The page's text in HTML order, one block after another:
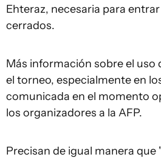
Ehteraz, necesaria para
cerrados.
Más información sobre el uso
el torneo, especialmente en
comunicada en el momento
los organizadores a la AFP.
Precisan de igual manera